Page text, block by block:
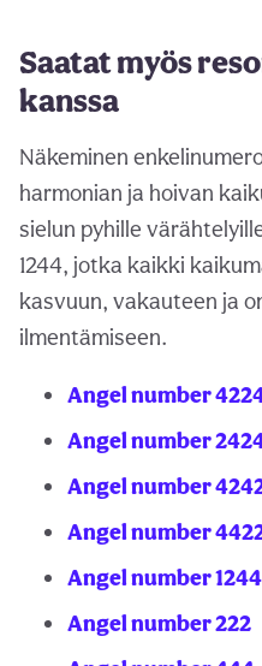
Saatat myös
kanssa
Näkeminen
harmonian ja hoivan
sielun pyhille
1244, jotka kaikki
kasvuun, vakauteen ja
ilmentämiseen.
Angel number
Angel number
Angel number
Angel number
Angel number 1244
Angel number 222